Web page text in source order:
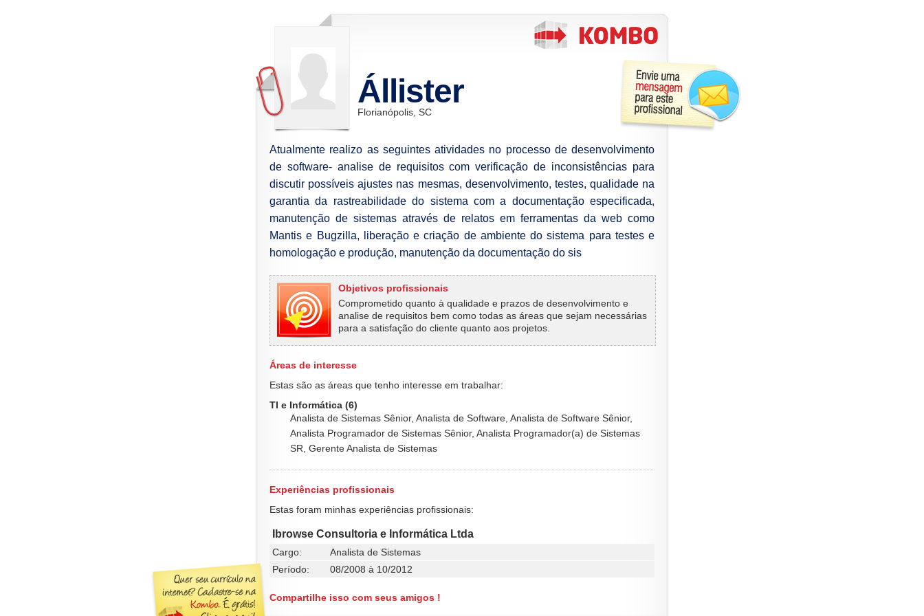
Állister
Florianópolis, SC
Atualmente realizo as seguintes atividades no processo de desenvolvimento
de software- analise de requisitos com verificação de inconsistências para
discutir possíveis ajustes nas mesmas, desenvolvimento, testes, qualidade na
garantia da rastreabilidade do sistema com a documentação especificada,
manutenção de sistemas através de relatos em ferramentas da web como
Mantis e Bugzilla, liberação e criação de ambiente do sistema para testes e
homologação e produção, manutenção da documentação do sis
Objetivos profissionais
Comprometido quanto à qualidade e prazos de desenvolvimento e
analise de requisitos bem como todas as áreas que sejam necessárias
para a satisfação do cliente quanto aos projetos.
Áreas de interesse
Estas são as áreas que tenho interesse em trabalhar:
TI e Informática (6)
Analista de Sistemas Sênior, Analista de Software, Analista de Software Sênior,
Analista Programador de Sistemas Sênior, Analista Programador(a) de Sistemas
SR, Gerente Analista de Sistemas
Experiências profissionais
Estas foram minhas experiências profissionais:
Ibrowse Consultoria e Informática Ltda
Cargo:
Analista de Sistemas
Período:
08/2008 à 10/2012
Compartilhe isso com seus amigos !